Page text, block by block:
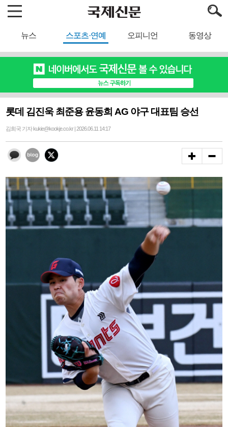
뉴스 스포츠·연예 오피니언 동영상
롯데 김진욱 최준용 윤동희 AG 야구 대표팀 승선
김희국 기자 kukie@kookje.co.kr | 2026.06.11 14:17